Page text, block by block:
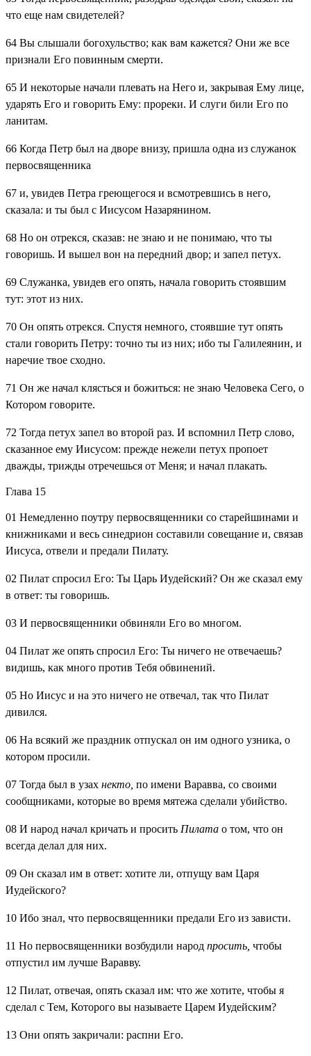
что еще нам свидетелей?
64 Вы слышали богохульство; как вам кажется? Они же все
признали Его повинным смерти.
65 И некоторые начали плевать на Него и, закрывая Ему лице,
ударять Его и говорить Ему: прореки. И слуги били Его по
ланитам.
66 Когда Петр был на дворе внизу, пришла одна из служанок
первосвященника
67 и, увидев Петра греющегося и всмотревшись в него,
сказала: и ты был с Иисусом Назарянином.
68 Но он отрекся, сказав: не знаю и не понимаю, что ты
говоришь. И вышел вон на передний двор; и запел петух.
69 Служанка, увидев его опять, начала говорить стоявшим
тут: этот из них.
70 Он опять отрекся. Спустя немного, стоявшие тут опять
стали говорить Петру: точно ты из них; ибо ты Галилеянин, и
наречие твое сходно.
71 Он же начал клясться и божиться: не знаю Человека Сего, о
Котором говорите.
72 Тогда петух запел во второй раз. И вспомнил Петр слово,
сказанное ему Иисусом: прежде нежели петух пропоет
дважды, трижды отречешься от Меня; и начал плакать.
Глава 15
01 Немедленно поутру первосвященники со старейшинами и
книжниками и весь синедрион составили совещание и, связав
Иисуса, отвели и предали Пилату.
02 Пилат спросил Его: Ты Царь Иудейский? Он же сказал ему
в ответ: ты говоришь.
03 И первосвященники обвиняли Его во многом.
04 Пилат же опять спросил Его: Ты ничего не отвечаешь?
видишь, как много против Тебя обвинений.
05 Но Иисус и на это ничего не отвечал, так что Пилат
дивился.
06 На всякий же праздник отпускал он им одного узника, о
котором просили.
07 Тогда был в узах некто, по имени Варавва, со своими
сообщниками, которые во время мятежа сделали убийство.
08 И народ начал кричать и просить Пилата о том, что он
всегда делал для них.
09 Он сказал им в ответ: хотите ли, отпущу вам Царя
Иудейского?
10 Ибо знал, что первосвященники предали Его из зависти.
11 Но первосвященники возбудили народ просить, чтобы
отпустил им лучше Варавву.
12 Пилат, отвечая, опять сказал им: что же хотите, чтобы я
сделал с Тем, Которого вы называете Царем Иудейским?
13 Они опять закричали: распни Его.